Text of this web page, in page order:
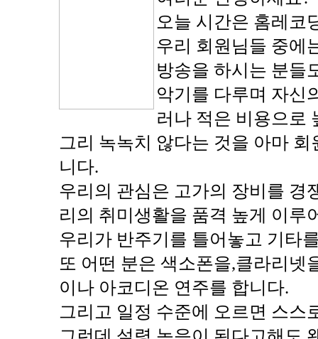
오늘 시간은 홈레코
우리 회원님들 중에
방송을 하시는 분들
악기를 다루며 자신
러나 적은 비용으로
그리 녹녹치 않다는 것을 아마
니다.
우리의 관심은 고가의 장비를 경
리의 취미생활을 품격 높게 이루
우리가 반주기를 틀어놓고 기타
또 어떤 분은 색소폰을,클라리넷
이나 아코디온 연주를 합니다.
그리고 일정 수준에 오르면 스스